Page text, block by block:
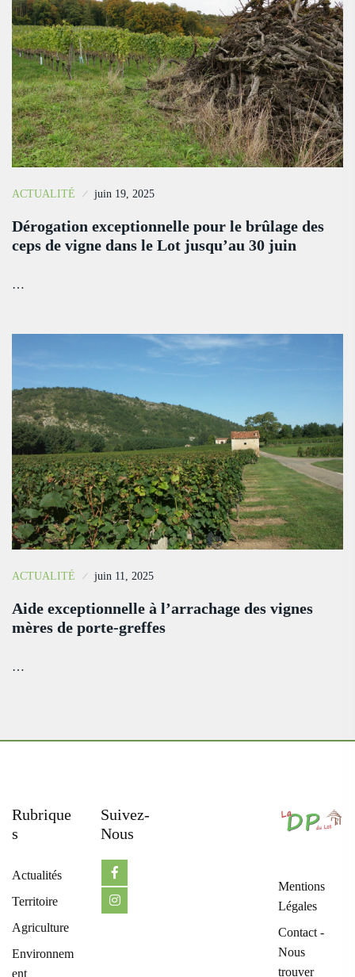
ACTUALITÉ juin 19, 2025
Dérogation exceptionnelle pour le brûlage des
ceps de vigne dans le Lot jusqu’au 30 juin
…
ACTUALITÉ juin 11, 2025
Aide exceptionnelle à l’arrachage des vignes
mères de porte-greffes
…
Rubrique
S
Actualités
Territoire
Agriculture
Environnem
ent
Suivez-
Nous
Mentions
Légales
Contact -
Nous
trouver